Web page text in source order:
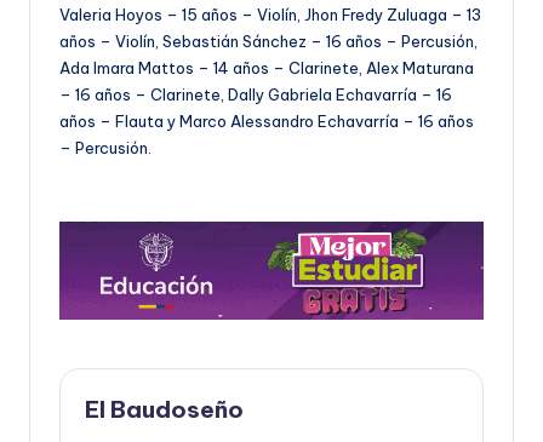
Valeria Hoyos – 15 años – Violín, Jhon Fredy Zuluaga – 13
años – Violín, Sebastián Sánchez – 16 años – Percusión,
Ada Imara Mattos – 14 años – Clarinete, Alex Maturana
– 16 años – Clarinete, Dally Gabriela Echavarría – 16
años – Flauta y Marco Alessandro Echavarría – 16 años
– Percusión.
El Baudoseño